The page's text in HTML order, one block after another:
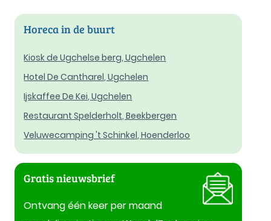
Horeca in de buurt
Kiosk de Ugchelse berg, Ugchelen
Hotel De Cantharel, Ugchelen
Ijskaffee De Kei, Ugchelen
Restaurant Spelderholt, Beekbergen
Veluwecamping 't Schinkel, Hoenderloo
Gratis nieuwsbrief
Ontvang één keer per maand